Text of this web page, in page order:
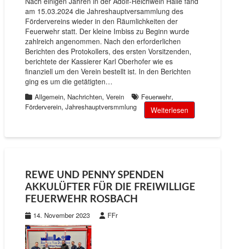
am 15.03.2024 die Jahreshauptversammlung des
Fördervereins wieder in den Räumlichkeiten der
Feuerwehr statt. Der kleine Imbiss zu Beginn wurde
zahlreich angenommen. Nach den erforderlichen
Berichten des Protokollers, des ersten Vorsitzenden,
berichtete der Kassierer Karl Oberhofer wie es
finanziell um den Verein bestellt ist. In den Berichten
ging es um die getätigten…
Allgemein, Nachrichten, Verein Feuerwehr,
Förderverein, Jahreshauptversmmlung Weiterlesen
REWE UND PENNY SPENDEN
AKKULÜFTER FÜR DIE FREIWILLIGE
FEUERWEHR ROSBACH
14. November 2023 FFr